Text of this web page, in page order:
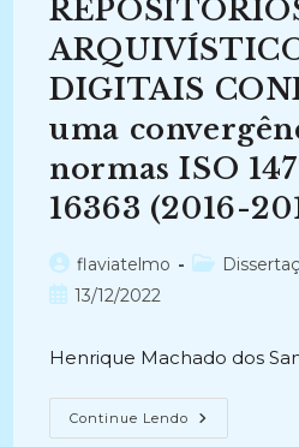
ISO
14721
E
16363
(2016-
2018)
DIGITAIS
uma
normas ISO
16363 (2016-
Autor
do
flaviatelmo
Categoria
Post13/12/2022
Henrique Machado dos
Continue Lendo AUDITORIA
DE